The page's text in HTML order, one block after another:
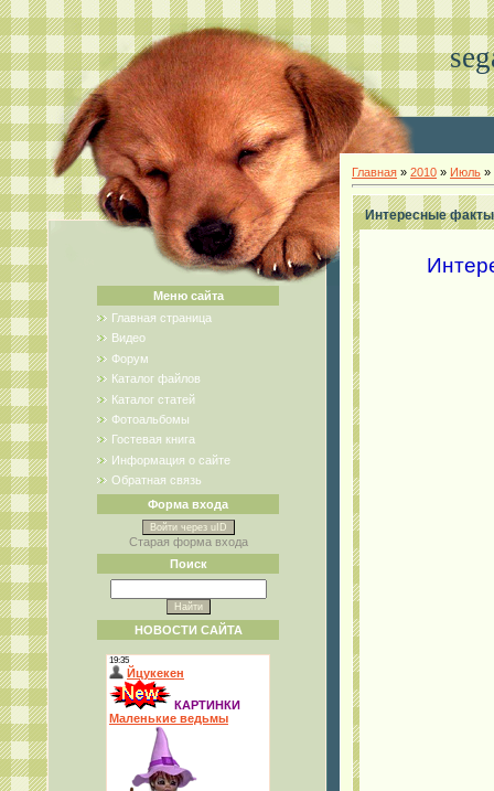
Меню сайта
Главная страница
Видео
Форум
Каталог файлов
Каталог статей
Фотоальбомы
Гостевая книга
Информация о сайте
Обратная связь
Форма входа
Войти через uID
Старая форма входа
Поиск
НОВОСТИ САЙТА
Главная » 2010 » Июль »
Интересные факты